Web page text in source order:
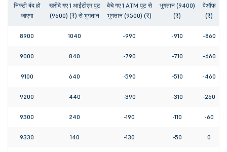
निफ्टी बंद हो
जाएगा
खरीदे गए 1 आईटीएम पुट
(9600) (₹) से भुगतान
बेचे गए 1 ATM पुट से
भुगतान (9500) (₹)
भुगतान (9400)
(₹)
पेऑफ
(₹)
8900 1040 -990 -910 -860
9000 840 -790 -710 -660
9100 640 -590 -510 -460
9200 440 -390 -310 -260
9300 240 -190 -110 -60
9330 140 -130 -50 0